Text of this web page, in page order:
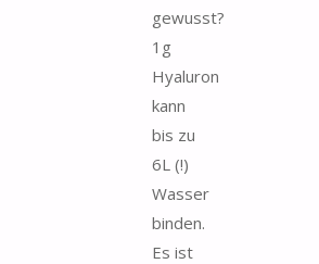
gewusst?
1g
Hyaluron
kann
bis zu
6L (!)
Wasser
binden.
Es ist